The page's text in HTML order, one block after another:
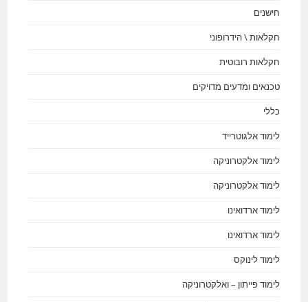
חישנים
חקלאות \ הידרופוני
חקלאות רובוטית
טכנאים ומדעים מדויקים
כללי
לימוד אלגוטרייד
לימוד אלקטרוניקה
לימוד אלקטרוניקה
לימוד ארדואינו
לימוד ארדואינו
לימוד לינוקס
לימוד פייתון – ואלקטרוניקה